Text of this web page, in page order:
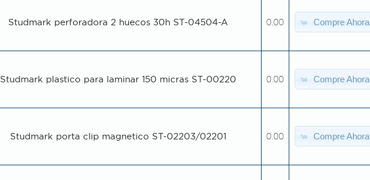
Studmark perforadora 2 huecos 30h ST-04504-A 0.00 Compre Ahora
Studmark plastico para laminar 150 micras ST-00220 0.00 Compre Ahora
Studmark porta clip magnetico ST-02203/02201 0.00 Compre Ahora